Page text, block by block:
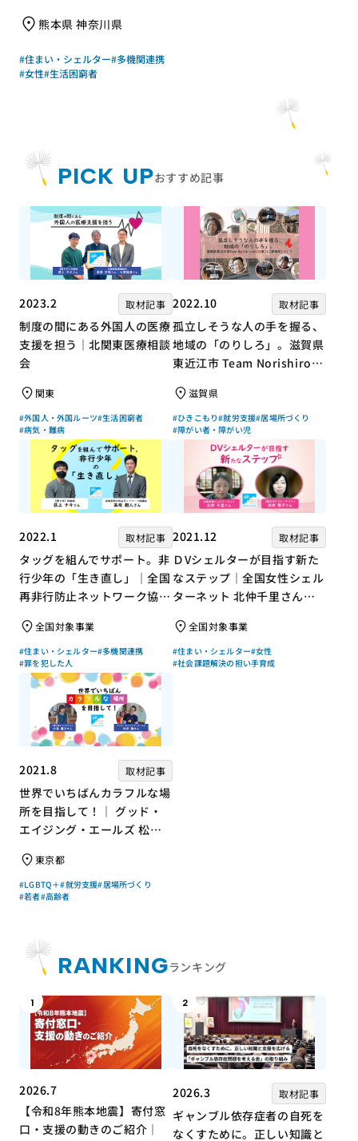
PICK UPおすすめ記事
2023.2 取材記事
制度の間にある外国人の医療
支援を担う｜北関東医療相談
会
関東
#外国人・外国ルーツ#生活困窮者
#病気・難病
2022.10 取材記事
孤立しそうな人の手を握る、
地域の「のりしろ」。滋賀県
東近江市 Team Norishiroの
滋賀県
#ひきこもり#就労支援#居場所づくり
#障がい者・障がい児
2022.1 取材記事
タッグを組んでサポート。非
行少年の「生き直し」｜全国
再非行防止ネットワーク協議
上チキさん【聞き手】
全国対象事業
#住まい・シェルター#多機関連携
#罪を犯した人
2021.12 取材記事
ＤVシェルターが目指す新た
なステップ｜全国女性シェル
ターネット 北仲千里さん×
ん【聞き手】
全国対象事業
#住まい・シェルター#女性
#社会課題解決の担い手育成
2021.8 取材記事
世界でいちばんカラフルな場
所を目指して！｜ グッド・
エイジング・エールズ 松中
慶子さん【聞き手】
東京都
#LGBTQ＋#就労支援#居場所づくり
#若者#高齢者
RANKINGランキング
1
2026.7
【令和8年熊本地震】寄付窓
口・支援の動きのご紹介｜
2
2026.3 取材記事
ギャンブル依存症者の自死を
なくすために。正しい知識と
える ～ 困難を抱える女性た
に ～』｜成果報告会
熊本県 神奈川県
#住まい・シェルター#多機関連携
#女性#生活困窮者